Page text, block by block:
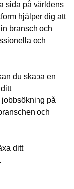
sida på världens
hjälper dig att
bransch och
och
du skapa en
på
och
ditt